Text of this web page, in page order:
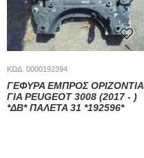
ΚΩΔ. 0000192394
ΓΕΦΥΡΑ ΕΜΠΡΟΣ ΟΡΙΖΟΝΤΙΑ
ΓΙΑ PEUGEOT 3008 (2017 - )
*ΔΒ* ΠΑΛΕΤΑ 31 *192596*